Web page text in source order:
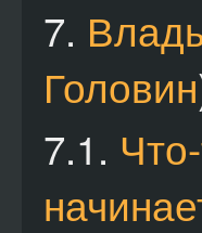
7.
Головин
7.1.